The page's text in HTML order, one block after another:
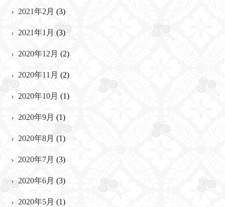
2021年2月 (3)
2021年1月 (3)
2020年12月 (2)
2020年11月 (2)
2020年10月 (1)
2020年9月 (1)
2020年8月 (1)
2020年7月 (3)
2020年6月 (3)
2020年5月 (1)